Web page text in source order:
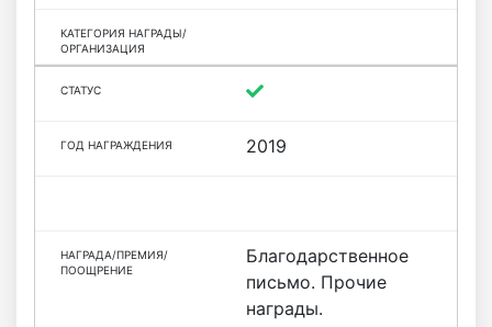
2019
Благодарственное
письмо. Прочие
награды.